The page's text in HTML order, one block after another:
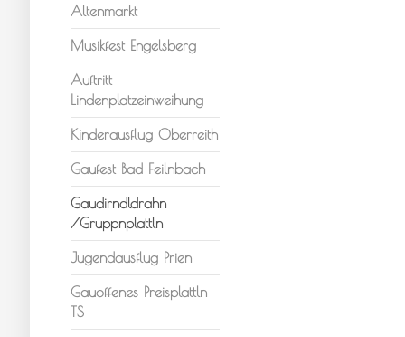
Altenmarkt
Musikfest Engelsberg
Auftritt
Lindenplatzeinweihung
Kinderausflug Oberreith
Gaufest Bad Feilnbach
Gaudirndldrahn
/Gruppnplattln
Jugendausflug Prien
Gauoffenes Preisplattln
TS